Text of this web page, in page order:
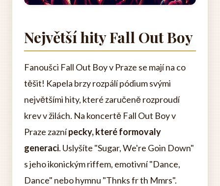
Největší hity Fall Out Boy
Fanoušci Fall Out Boy v Praze se mají na co
těšit! Kapela brzy rozpálí pódium svými
největšími hity, které zaručeně rozproudí
krev v žilách. Na koncertě Fall Out Boy v
Praze zaznípecky, které formovaly
generaci. Uslyšíte "Sugar, We're Goin Down"
s jeho ikonickým riffem, emotivní "Dance,
Dance" nebo hymnu "Thnks fr th Mmrs".